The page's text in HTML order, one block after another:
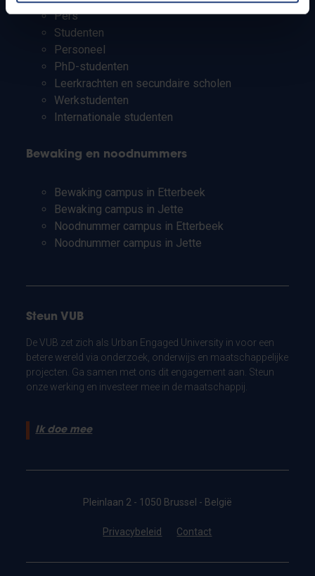
Pers
Studenten
Personeel
PhD-studenten
Leerkrachten en secundaire scholen
Werkstudenten
Internationale studenten
Bewaking en noodnummers
Bewaking campus in Etterbeek
Bewaking campus in Jette
Noodnummer campus in Etterbeek
Noodnummer campus in Jette
Steun VUB
De VUB zet zich als Urban Engaged University in voor een
betere wereld via onderzoek, onderwijs en maatschappelijke
projecten. Ga samen met ons dit engagement aan. Steun
onze werking en investeer mee in de maatschappij.
Ik doe mee
Pleinlaan 2 - 1050 Brussel - België
Privacybeleid Contact